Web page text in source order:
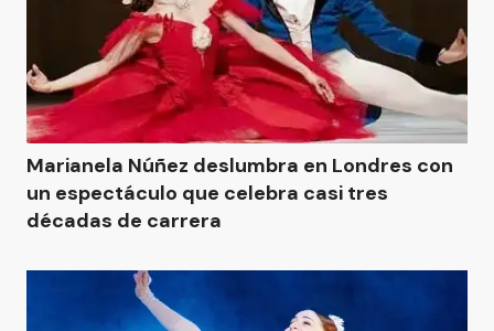
Marianela Núñez deslumbra en Londres con
un espectáculo que celebra casi tres
décadas de carrera